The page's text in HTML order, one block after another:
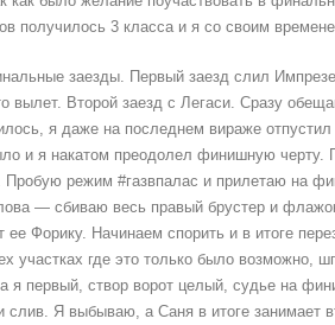
получилось 3 класса и я со своим
заезды. Первый заезд слил
вылет. Второй заезд с Легаси. Сразу
я даже на последнем вираже отпустил
и я накатом преодолел финишную
Пробую режим #газвпалас и прилетаю на
— сбиваю весь правый брустер и
ее Форику. Начинаем спорить и в итоге
участках где это только было возможно,
я первый, створ ворот целый, судье на
слив. Я выбываю, а Саня в итоге занимает